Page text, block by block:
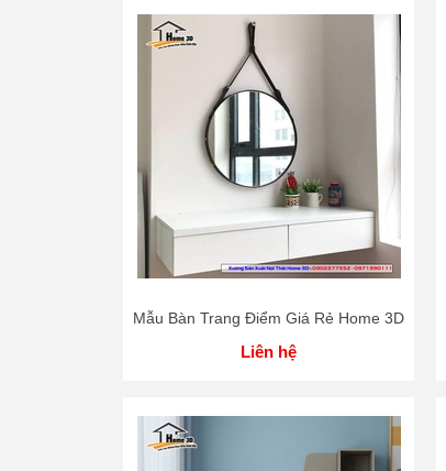
Mẫu Bàn Trang Điểm Giá Rẻ Home 3D
Liên hệ